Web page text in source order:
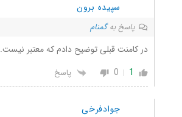
سپیده برون
پاسخ بهگمنام
در کامنت قبلی توضیح دادم که معتبر نیست.
1
0 پاسخ
جوادفرخی